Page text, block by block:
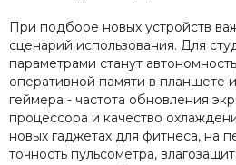
При подборе новых устройств
сценарий использования. Для
параметрами станут
оперативной памяти в планшете
геймера - частота обновления
процессора и качество
новых гаджетах для фитнеса, на
точность пульсометра,